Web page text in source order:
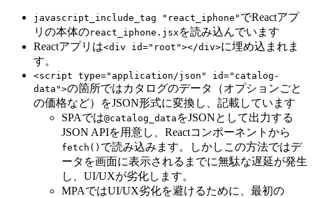
javascript_include_tag "react_iphone" でReactアプ
リの本体のreact_iphone.jsx を読み込んでいます
Reactアプリは<div id="root"></div>に埋め込まれま
す。
<script type="application/json" id="catalog-
data">の箇所ではカタログのデータ（オプションごと
の価格など）をJSON形式に変換し、記載しています
SPAでは@catalog_data をJSONとして出力する
JSON APIを用意し、Reactコンポーネントから
fetch() で読み込みます。しかしこの方法ではデ
ータを画面に表示されるまでに無駄な遅延が発生
し、UI/UXが劣化します。
MPAではUI/UX劣化を避けるために、最初の